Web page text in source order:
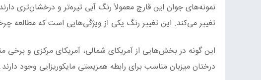
نمونه‌های جوان این قارچ معمولاً رنگ آبی تیره‌تر و درخشان‌تری
تغییر می‌کند. این تغییر رنگ یکی از ویژگی‌هایی است که مطالعه
این گونه در بخش‌هایی از آمریکای شمالی، آمریکای مرکزی و
درختان میزبان مناسب برای رابطه همزیستی مایکوریزایی وجود دارند.